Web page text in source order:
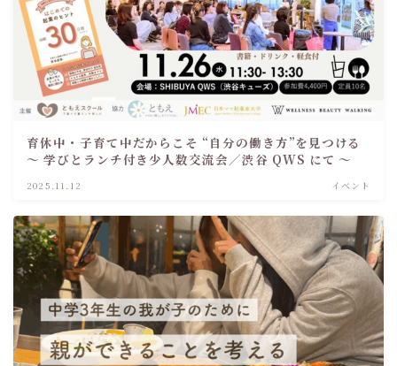
育休中・子育て中だからこそ “自分の働き方”を見つける
～ 学びとランチ付き少人数交流会／渋谷 QWS にて ～
2025.11.12 イベント